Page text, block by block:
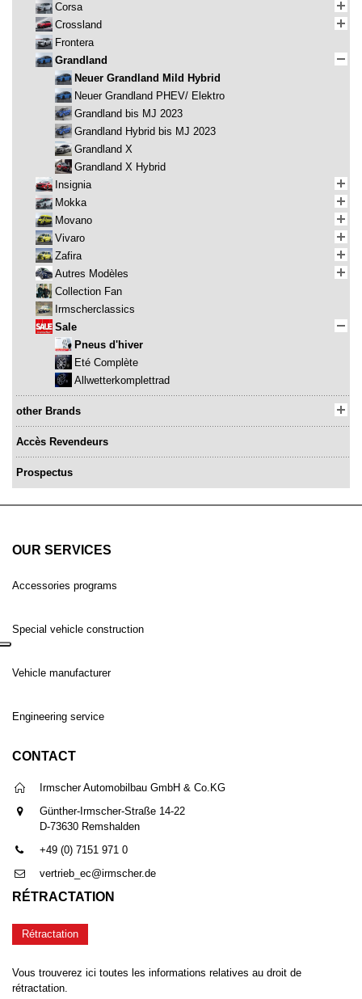
Corsa
Crossland
Frontera
Grandland
Neuer Grandland Mild Hybrid
Neuer Grandland PHEV/ Elektro
Grandland bis MJ 2023
Grandland Hybrid bis MJ 2023
Grandland X
Grandland X Hybrid
Insignia
Mokka
Movano
Vivaro
Zafira
Autres Modèles
Collection Fan
Irmscherclassics
Sale
Pneus d'hiver
Eté Complète
Allwetterkomplettrad
other Brands
Accès Revendeurs
Prospectus
OUR SERVICES
Accessories programs
Special vehicle construction
Vehicle manufacturer
Engineering service
CONTACT
Irmscher Automobilbau GmbH & Co.KG
Günther-Irmscher-Straße 14-22
D-73630 Remshalden
+49 (0) 7151 971 0
vertrieb_ec@irmscher.de
RÉTRACTATION
Rétractation
Vous trouverez ici toutes les informations relatives au droit de
rétractation.